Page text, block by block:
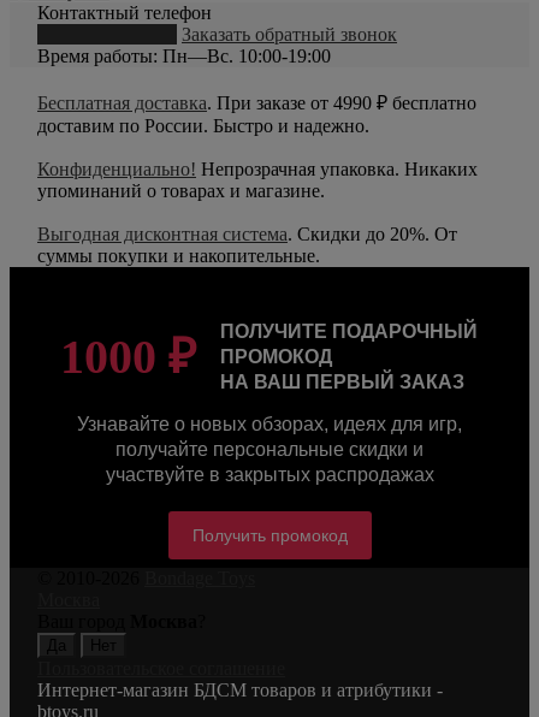
Контактный телефон
Заказать обратный звонок
Время работы: Пн—Вс. 10:00-19:00
Бесплатная доставка. При заказе от 4990 ₽ бесплатно
доставим по России. Быстро и надежно.
Конфиденциально! Непрозрачная упаковка. Никаких
упоминаний о товарах и магазине.
Выгодная дисконтная система. Скидки до 20%. От
суммы покупки и накопительные.
1000 ₽
ПОЛУЧИТЕ ПОДАРОЧНЫЙ
ПРОМОКОД
НА ВАШ ПЕРВЫЙ ЗАКАЗ
Узнавайте о новых обзорах, идеях для игр,
получайте персональные скидки и
участвуйте в закрытых распродажах
Получить промокод
Интернет-магазин БДСМ товаров и атрибутики -
btoys.ru